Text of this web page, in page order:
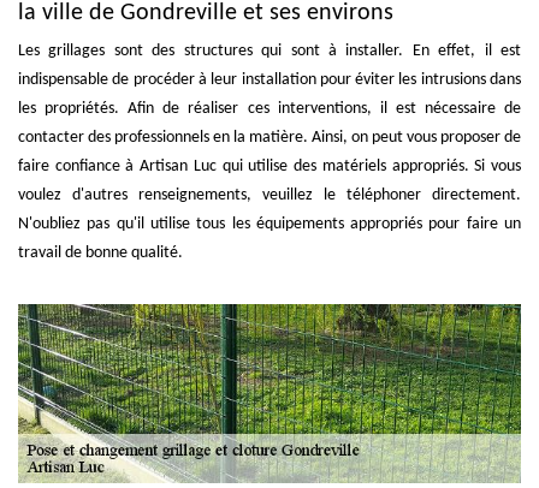
la ville de Gondreville et ses environs
Les grillages sont des structures qui sont à installer. En effet, il est
indispensable de procéder à leur installation pour éviter les intrusions dans
les propriétés. Afin de réaliser ces interventions, il est nécessaire de
contacter des professionnels en la matière. Ainsi, on peut vous proposer de
faire confiance à Artisan Luc qui utilise des matériels appropriés. Si vous
voulez d'autres renseignements, veuillez le téléphoner directement.
N'oubliez pas qu'il utilise tous les équipements appropriés pour faire un
travail de bonne qualité.